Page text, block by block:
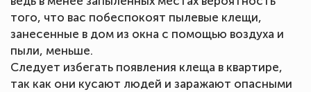
того, что вас побеспокоят пылевые клещи,
занесенные в дом из окна с помощью воздуха и
пыли, меньше.
Следует избегать появления клеща в квартире,
так как они кусают людей и заражают опасными